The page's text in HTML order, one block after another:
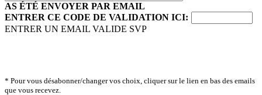
AS ÉTÉ ENVOYER PAR EMAIL
ENTRER CE CODE DE VALIDATION ICI:
ENTRER UN EMAIL VALIDE SVP
* Pour vous désabonner/changer vos choix, cliquer sur le lien en bas des emails
que vous recevez.